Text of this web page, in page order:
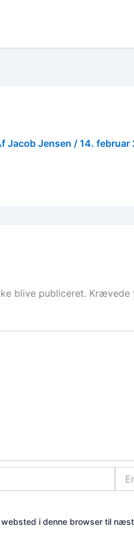
Jacob Jensen / 14. februar
blive publiceret. Krævede
websted i denne browser til